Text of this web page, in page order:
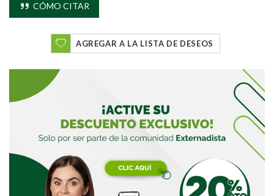
CÓMO CITAR
AGREGAR A LA LISTA DE DESEOS